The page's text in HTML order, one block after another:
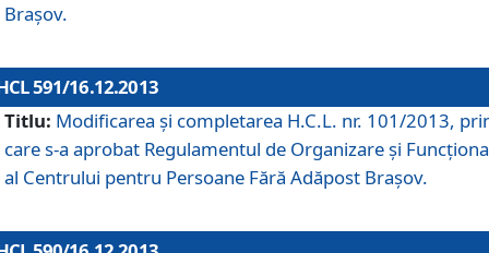
Braşov.
591/16.12.2013
Titlu: Modificarea şi completarea H.C.L. nr. 101/2013,
care s-a aprobat Regulamentul de Organizare şi
al Centrului pentru Persoane Fără Adăpost Braşov.